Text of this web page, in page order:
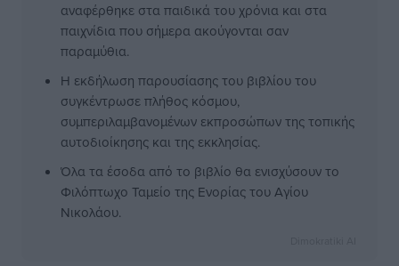
αναφέρθηκε στα παιδικά του χρόνια και στα
παιχνίδια που σήμερα ακούγονται σαν
παραμύθια.
Η εκδήλωση παρουσίασης του βιβλίου του
συγκέντρωσε πλήθος κόσμου,
συμπεριλαμβανομένων εκπροσώπων της τοπικής
αυτοδιοίκησης και της εκκλησίας.
Όλα τα έσοδα από το βιβλίο θα ενισχύσουν το
Φιλόπτωχο Ταμείο της Ενορίας του Αγίου
Νικολάου.